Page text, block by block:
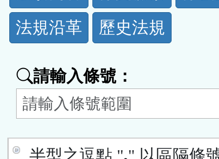
規
功
按
鈕
法規沿革
歷史法規
請輸入條號：